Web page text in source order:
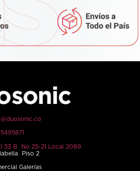
53 B No 25-21 Local 2089
Piso 2
Galerías